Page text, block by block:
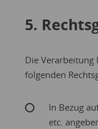
5.
Die Verarbeitung
folgenden
In Bezug
etc.